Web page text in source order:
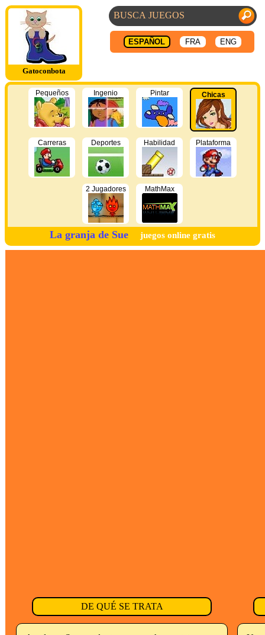
Gatoconbota
ESPAÑOL FRA ENG
Pequeños Ingenio Pintar Chicas
Carreras Deportes Habilidad Plataforma
2 Jugadores MathMax
La granja de Sue juegos online gratis
DE QUÉ SE TRATA